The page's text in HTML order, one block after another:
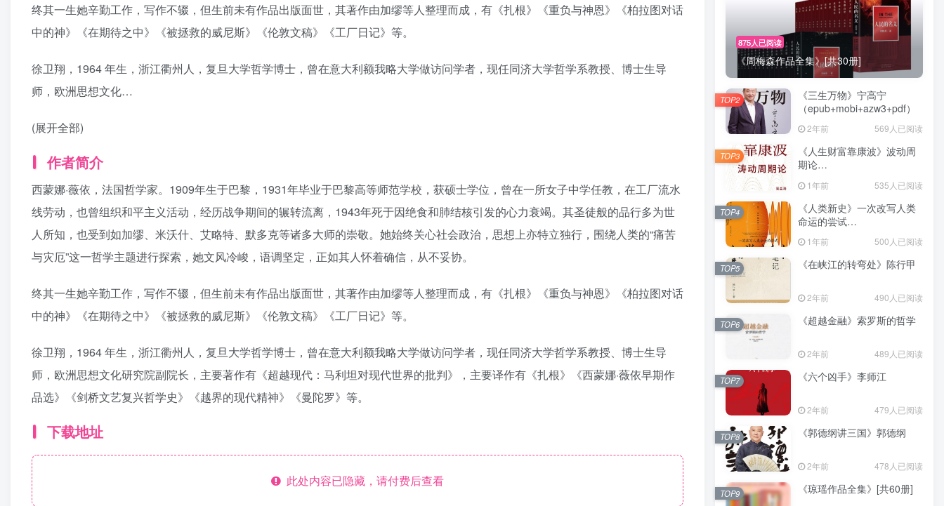
终其一生她辛勤工作，写作不辍，但生前未有作品出版面世，其著作由加缪等人整理而成，有《扎根》《重负与神恩》《柏拉图对话
中的神》《在期待之中》《被拯救的威尼斯》《伦敦文稿》《工厂日记》等。
徐卫翔，1964 年生，浙江衢州人，复旦大学哲学博士，曾在意大利额我略大学做访问学者，现任同济大学哲学系教授、博士生导
师，欧洲思想文化…
(展开全部)
作者简介
西蒙娜·薇依，法国哲学家。1909年生于巴黎，1931年毕业于巴黎高等师范学校，获硕士学位，曾在一所女子中学任教，在工厂流水
线劳动，也曾组织和平主义活动，经历战争期间的辗转流离，1943年死于因绝食和肺结核引发的心力衰竭。其圣徒般的品行多为世
人所知，也受到如加缪、米沃什、艾略特、默多克等诸多大师的崇敬。她始终关心社会政治，思想上亦特立独行，围绕人类的“痛苦
与灾厄”这一哲学主题进行探索，她文风冷峻，语调坚定，正如其人怀着确信，从不妥协。
终其一生她辛勤工作，写作不辍，但生前未有作品出版面世，其著作由加缪等人整理而成，有《扎根》《重负与神恩》《柏拉图对话
中的神》《在期待之中》《被拯救的威尼斯》《伦敦文稿》《工厂日记》等。
徐卫翔，1964 年生，浙江衢州人，复旦大学哲学博士，曾在意大利额我略大学做访问学者，现任同济大学哲学系教授、博士生导
师，欧洲思想文化研究院副院长，主要著作有《超越现代：马利坦对现代世界的批判》，主要译作有《扎根》《西蒙娜·薇依早期作
品选》《剑桥文艺复兴哲学史》《越界的现代精神》《曼陀罗》等。
下载地址
此处内容已隐藏，请付费后查看
875人已阅读
《周梅森作品全集》[共30册]
《三生万物》宁高宁
（epub+mobi+azw3+pdf）
2年前 569人已阅读
TOP2
《人生财富靠康波》波动周
期论
1年前 535人已阅读
TOP3
《人类新史》一次改写人类
命运的尝试
1年前 500人已阅读
TOP4
《在峡江的转弯处》陈行甲
2年前 490人已阅读
TOP5
《超越金融》索罗斯的哲学
2年前 489人已阅读
TOP6
《六个凶手》李师江
2年前 479人已阅读
TOP7
《郭德纲讲三国》郭德纲
2年前 478人已阅读
TOP8
《琼瑶作品全集》[共60册]
TOP9